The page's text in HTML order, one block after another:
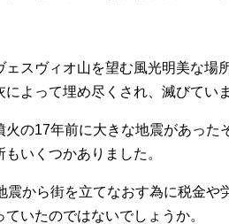
スヴィオ山を望む風光明美な場所
よって埋め尽くされ、滅びていま
の17年前に大きな地震があった
いくつかありました。
から街を立てなおす為に税金や
いたのではないでしょうか。